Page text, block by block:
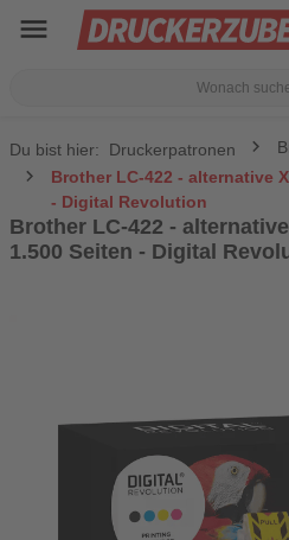
menu
Du bist hier: Druckerpatronen
Brother LC-422 - alternative
- Digital Revolution
Brother LC-422 -
1.500 Seiten - Digital